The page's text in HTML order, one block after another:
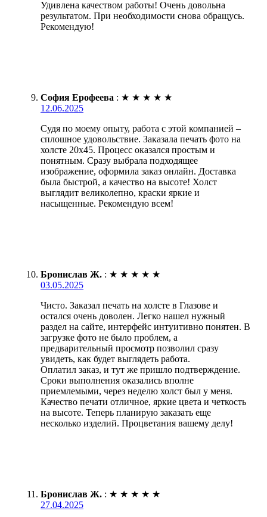
Удивлена качеством работы! Очень довольна
результатом. При необходимости снова обращусь.
Рекомендую!
София Ерофеева : ★ ★ ★ ★ ★
12.06.2025
Судя по моему опыту, работа с этой компанией –
сплошное удовольствие. Заказала печать фото на
холсте 20х45. Процесс оказался простым и
понятным. Сразу выбрала подходящее
изображение, оформила заказ онлайн. Доставка
была быстрой, а качество на высоте! Холст
выглядит великолепно, краски яркие и
насыщенные. Рекомендую всем!
Бронислав Ж. : ★ ★ ★ ★ ★
03.05.2025
Чисто. Заказал печать на холсте в Глазове и
остался очень доволен. Легко нашел нужный
раздел на сайте, интерфейс интуитивно понятен. В
загрузке фото не было проблем, а
предварительный просмотр позволил сразу
увидеть, как будет выглядеть работа.
Оплатил заказ, и тут же пришло подтверждение.
Сроки выполнения оказались вполне
приемлемыми, через неделю холст был у меня.
Качество печати отличное, яркие цвета и четкость
на высоте. Теперь планирую заказать еще
несколько изделий. Процветания вашему делу!
Бронислав Ж. : ★ ★ ★ ★ ★
27.04.2025